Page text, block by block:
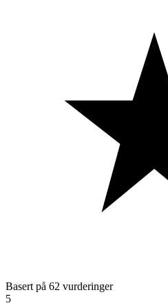
Basert på 62 vurderinger
5